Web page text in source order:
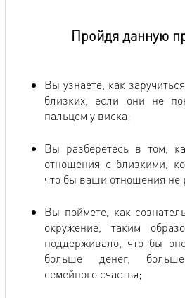
Пройдя данную
Вы узнаете, как
близких, если они не
пальцем у виска;
Вы разберетесь в том,
отношения с близкими,
что бы ваши отношения не
Вы поймете, как
окружение, таким
поддерживало, что бы
больше денег,
семейного счастья;